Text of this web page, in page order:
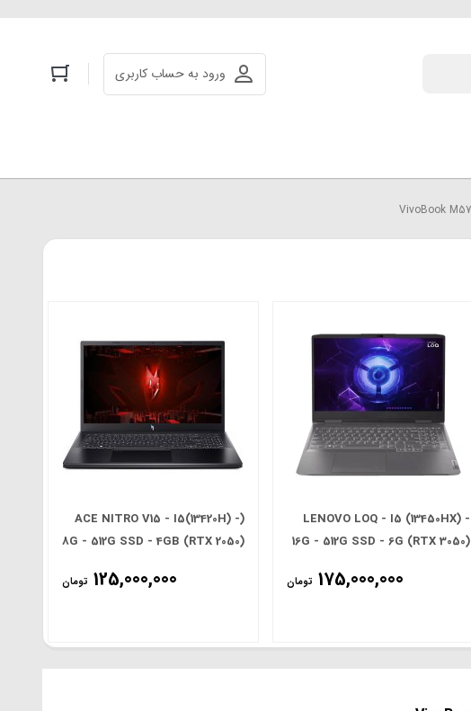
ورود به حساب کاربری
LENOVO LOQ - I5 (13450HX) -
16G - 512G SSD - 6G (RTX 3050)
175,000,000 تومان
(ACE NITRO V15 - I5(13420H) -
8G - 512G SSD - 4GB (RTX 2050)
125,000,000 تومان